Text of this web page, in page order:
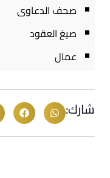
صحف الدعاوى
صيغ العقود
عمال
شارك: